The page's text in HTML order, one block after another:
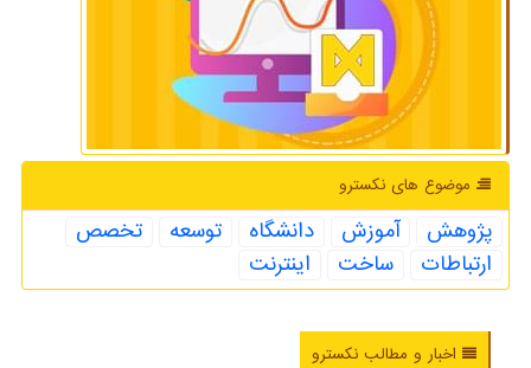
موضوع های نكسترو
پژوهش آموزش دانشگاه توسعه
تخصص
ارتباطات
ساخت اینترنت
اخبار و مطالب نکسترو